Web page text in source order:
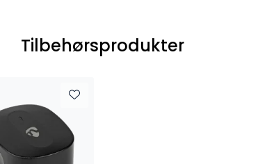
Tilbehørsprodukter